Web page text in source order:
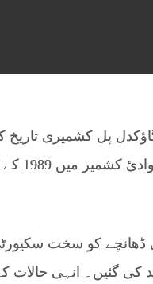
گاؤکدل پل کشمیری
واقعات میں
وادی میں انتظامی ڈھانچے کو